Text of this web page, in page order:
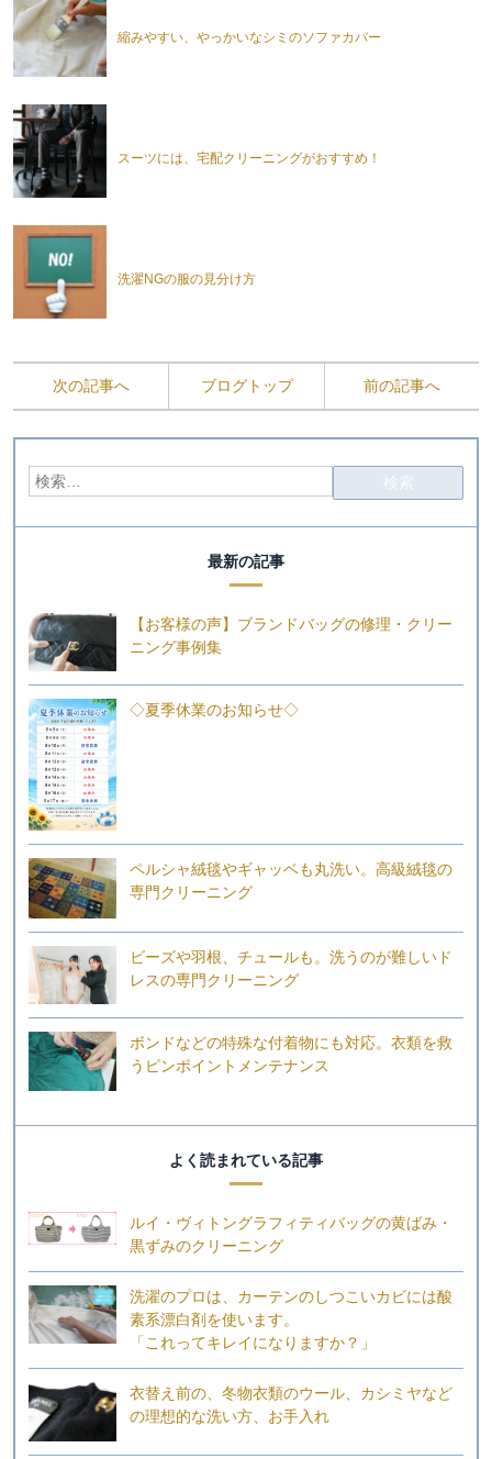
縮みやすい、やっかいなシミのソファカバー
スーツには、宅配クリーニングがおすすめ！
洗濯NGの服の見分け方
次の記事へ ブログトップ 前の記事へ
最新の記事
【お客様の声】ブランドバッグの修理・クリー
ニング事例集
◇夏季休業のお知らせ◇
ペルシャ絨毯やギャッベも丸洗い。高級絨毯の
専門クリーニング
ビーズや羽根、チュールも。洗うのが難しいド
レスの専門クリーニング
ボンドなどの特殊な付着物にも対応。衣類を救
うピンポイントメンテナンス
よく読まれている記事
ルイ・ヴィトングラフィティバッグの黄ばみ・
黒ずみのクリーニング
洗濯のプロは、カーテンのしつこいカビには酸
素系漂白剤を使います。
「これってキレイになりますか？」
衣替え前の、冬物衣類のウール、カシミヤなど
の理想的な洗い方、お手入れ